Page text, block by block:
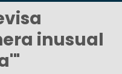
inusual